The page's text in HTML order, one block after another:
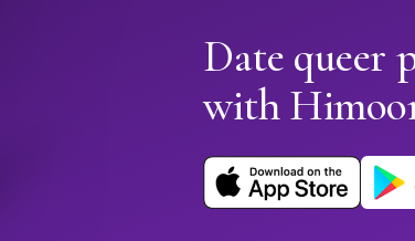
Date queer
with